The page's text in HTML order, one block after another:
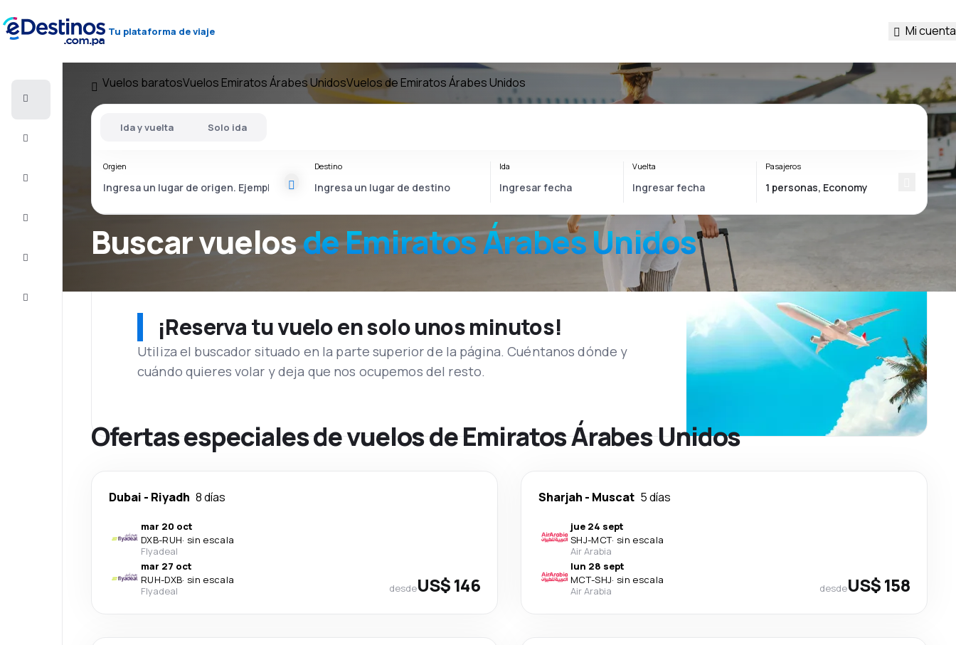
Tu plataforma de viaje Mi cuenta
Atención
Vuelos baratosVuelos Emiratos Árabes UnidosVuelos de Emiratos Árabes Unidos
Buscar vuelosde Emiratos Árabes Unidos
Ida y vuelta Solo ida
Orgien Destino Ida Vuelta Pasajeros
¡Reserva tu vuelo en solo unos minutos!
Utiliza el buscador situado en la parte superior de la página. Cuéntanos dónde y
cuándo quieres volar y deja que nos ocupemos del resto.
Ofertas especiales de vuelos de Emiratos Árabes Unidos
Dubai - Riyadh 8 días
mar 20 oct
DXB-RUH· sin escala
Flyadeal
mar 27 oct
RUH-DXB· sin escala
Flyadeal
desdeUS$ 146
Sharjah - Muscat 5 días
jue 24 sept
SHJ-MCT· sin escala
Air Arabia
lun 28 sept
MCT-SHJ· sin escala
Air Arabia
desdeUS$ 158